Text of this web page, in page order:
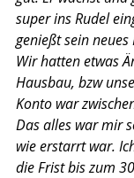
super ins Rudel
genießt sein neues
Wir hatten etwas
Hausbau, bzw
Konto war
Das alles war mir
wie erstarrt war.
die Frist bis zum